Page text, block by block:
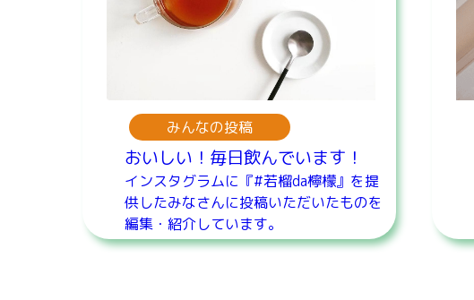
みんなの投稿
おいしい！毎日飲んでいます！
インスタグラムに『#若榴da檸檬』を提
供したみなさんに投稿いただいたものを
編集・紹介しています。